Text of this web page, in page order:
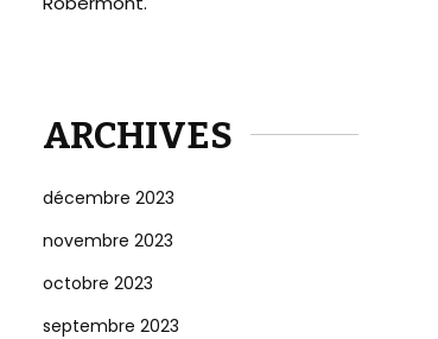
ARCHIVES
décembre 2023
novembre 2023
octobre 2023
septembre 2023